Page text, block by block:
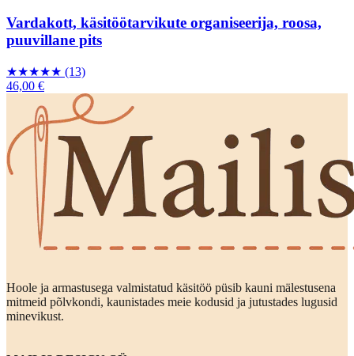
Vardakott, käsitöötarvikute organiseerija, roosa,
puuvillane pits
★★★★★ (13)
46,00 €
Hoole ja armastusega valmistatud käsitöö püsib kauni mälestusena
mitmeid põlvkondi, kaunistades meie kodusid ja jutustades lugusid
minevikust.